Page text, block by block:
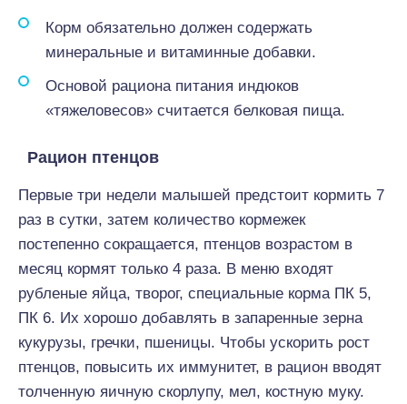
Корм обязательно должен содержать
минеральные и витаминные добавки.
Основой рациона питания индюков
«тяжеловесов» считается белковая пища.
Рацион птенцов
Первые три недели малышей предстоит кормить 7
раз в сутки, затем количество кормежек
постепенно сокращается, птенцов возрастом в
месяц кормят только 4 раза. В меню входят
рубленые яйца, творог, специальные корма ПК 5,
ПК 6. Их хорошо добавлять в запаренные зерна
кукурузы, гречки, пшеницы. Чтобы ускорить рост
птенцов, повысить их иммунитет, в рацион вводят
толченную яичную скорлупу, мел, костную муку.